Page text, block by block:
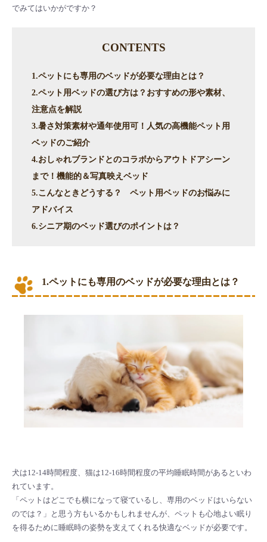
でみてはいかがですか？
CONTENTS
1.ペットにも専用のベッドが必要な理由とは？
2.ペット用ベッドの選び方は？おすすめの形や素材、
注意点を解説
3.暑さ対策素材や通年使用可！人気の高機能ペット用
ベッドのご紹介
4.おしゃれブランドとのコラボからアウトドアシーン
まで！機能的＆写真映えベッド
5.こんなときどうする？ ペット用ベッドのお悩みに
アドバイス
6.シニア期のベッド選びのポイントは？
1.ペットにも専用のベッドが必要な理由とは？
犬は12-14時間程度、猫は12-16時間程度の平均睡眠時間があるといわ
れています。
「ペットはどこでも横になって寝ているし、専用のベッドはいらない
のでは？」と思う方もいるかもしれませんが、ペットも心地よい眠り
を得るために睡眠時の姿勢を支えてくれる快適なベッドが必要です。